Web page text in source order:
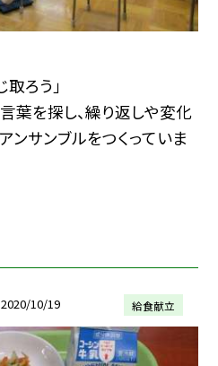
ろう」
葉を探し、繰り返しや変化
ンサンブルをつくっていま
2020/10/19 給食献立